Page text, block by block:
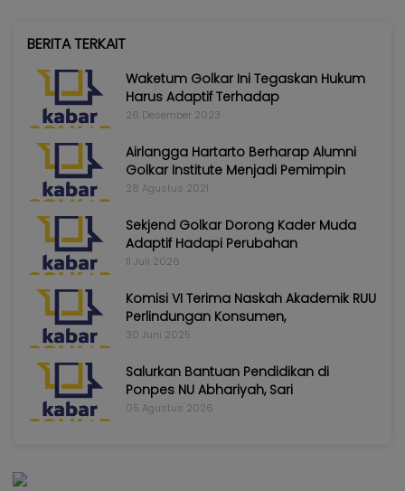
BERITA TERKAIT
Waketum Golkar Ini Tegaskan Hukum
Harus Adaptif Terhadap
26 Desember 2023
Airlangga Hartarto Berharap Alumni
Golkar Institute Menjadi Pemimpin
28 Agustus 2021
Sekjend Golkar Dorong Kader Muda
Adaptif Hadapi Perubahan
11 Juli 2026
Komisi VI Terima Naskah Akademik RUU
Perlindungan Konsumen,
30 Juni 2025
Salurkan Bantuan Pendidikan di
Ponpes NU Abhariyah, Sari
05 Agustus 2026